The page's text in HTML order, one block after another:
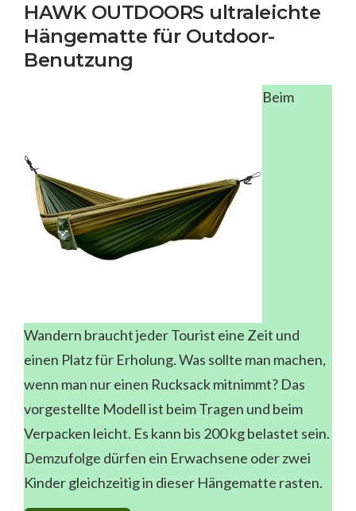
HAWK OUTDOORS ultraleichte
Hängematte für Outdoor-
Benutzung
Beim
Wandern braucht jeder Tourist eine Zeit und
einen Platz für Erholung. Was sollte man machen,
wenn man nur einen Rucksack mitnimmt? Das
vorgestellte Modell ist beim Tragen und beim
Verpacken leicht. Es kann bis 200 kg belastet sein.
Demzufolge dürfen ein Erwachsene oder zwei
Kinder gleichzeitig in dieser Hängematte rasten.